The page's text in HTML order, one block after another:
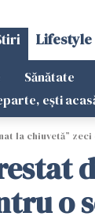
Lifestyle
Sănătate
ești
la chiuvetă”
o